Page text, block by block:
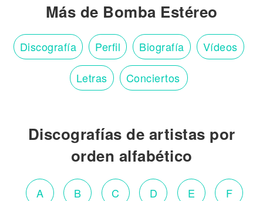
Más de Bomba Estéreo
Discografía Perfil Biografía Vídeos
Letras Conciertos
Discografías de artistas por
orden alfabético
A B C D E F